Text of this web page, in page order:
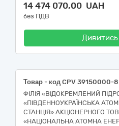
14 474 070,00 UAH
без ПДВ
Дивитись
ФІЛІЯ «ВІДОКРЕМЛЕНИЙ
«ПІВДЕННОУКРАЇНСЬКА
СТАНЦІЯ» АКЦІОНЕРНОГО
«НАЦІОНАЛЬНА АТОМНА